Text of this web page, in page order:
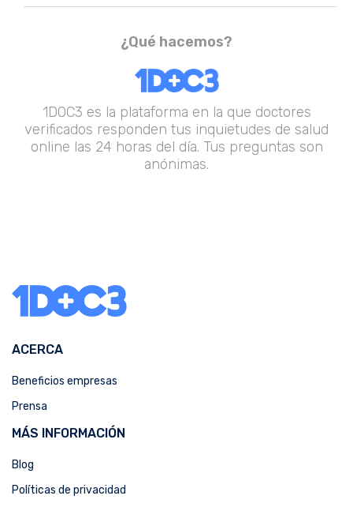
¿Qué hacemos?
1DOC3 es la plataforma en la que doctores
verificados responden tus inquietudes de salud
online las 24 horas del día. Tus preguntas son
anónimas.
ACERCA
Beneficios empresas
Prensa
MÁS INFORMACIÓN
Blog
Políticas de privacidad